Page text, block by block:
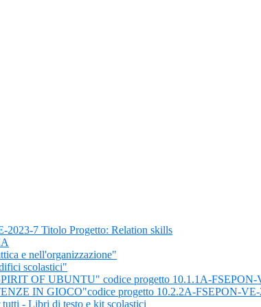
7 Titolo Progetto: Relation skills
e nell'organizzazione"
scolastici"
OF UBUNTU" codice progetto 10.1.1A-FSEPON-
IN GIOCO"codice progetto 10.2.2A-FSEPON-VE-
- Libri di testo e kit scolastici